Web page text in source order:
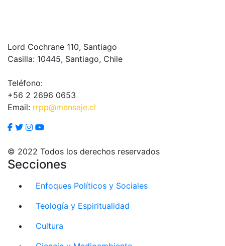
Lord Cochrane 110, Santiago
Casilla: 10445, Santiago, Chile
Teléfono:
+56 2 2696 0653
Email: rrpp@mensaje.cl
© 2022 Todos los derechos reservados
Secciones
Enfoques Políticos y Sociales
Teología y Espiritualidad
Cultura